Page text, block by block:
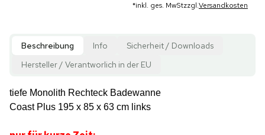
*inkl. ges. MwStzzgl.Versandkosten
Beschreibung Info
Sicherheit / Downloads
Hersteller / Verantworlich in der EU
tiefe Monolith Rechteck Badewanne
Coast Plus 195 x 85 x 63 cm links